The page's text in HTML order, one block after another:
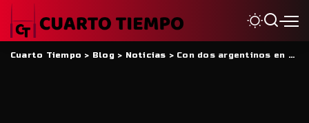
Cuarto Tiempo > Blog> Noticias > Con dos argentinos en el plantel, Peñarol Rugby empezó con los entrenamientos